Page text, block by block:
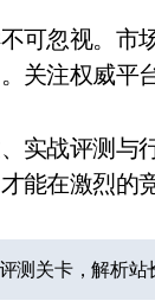
可忽视。市
关注权威平
实战评测与
能在激烈的
测关卡，解析站